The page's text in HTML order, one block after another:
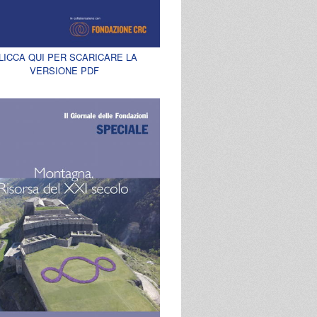
QUI PER SCARICARE LA
VERSIONE PDF